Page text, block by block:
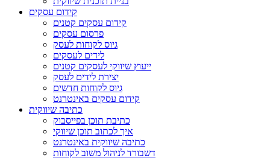
קידום עסקים
קידום עסקים קטנים
פרסום עסקים
גיוס לקוחות לעסק
לידים לעסקים
ייעוץ שיווקי לעסקים קטנים
יצירת לידים לעסק
גיוס לקוחות חדשים
קידום עסקים באינטרנט
כתיבה שיווקית
כתיבת תוכן בפייסבוק
איך לכתוב תוכן שיווקי
כתיבה שיווקית באינטרנט
דשבורד לניהול משוב לקוחות